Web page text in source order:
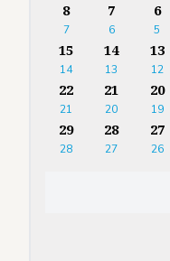
6
5
7
6
8
7
13
12
14
13
15
14
20
19
21
20
22
21
27
26
28
27
29
28